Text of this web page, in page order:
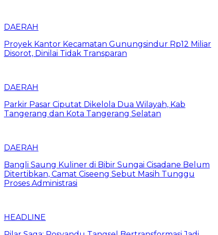
DAERAH
Proyek Kantor Kecamatan Gunungsindur Rp12 Miliar
Disorot, Dinilai Tidak Transparan
DAERAH
Parkir Pasar Ciputat Dikelola Dua Wilayah, Kab
Tangerang dan Kota Tangerang Selatan
DAERAH
Bangli Saung Kuliner di Bibir Sungai Cisadane Belum
Ditertibkan, Camat Ciseeng Sebut Masih Tunggu
Proses Administrasi
HEADLINE